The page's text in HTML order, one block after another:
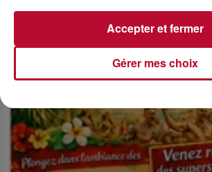
7 et 8 août. Une fresque nocturne...
Gérer mes choix
Accepter et fermer